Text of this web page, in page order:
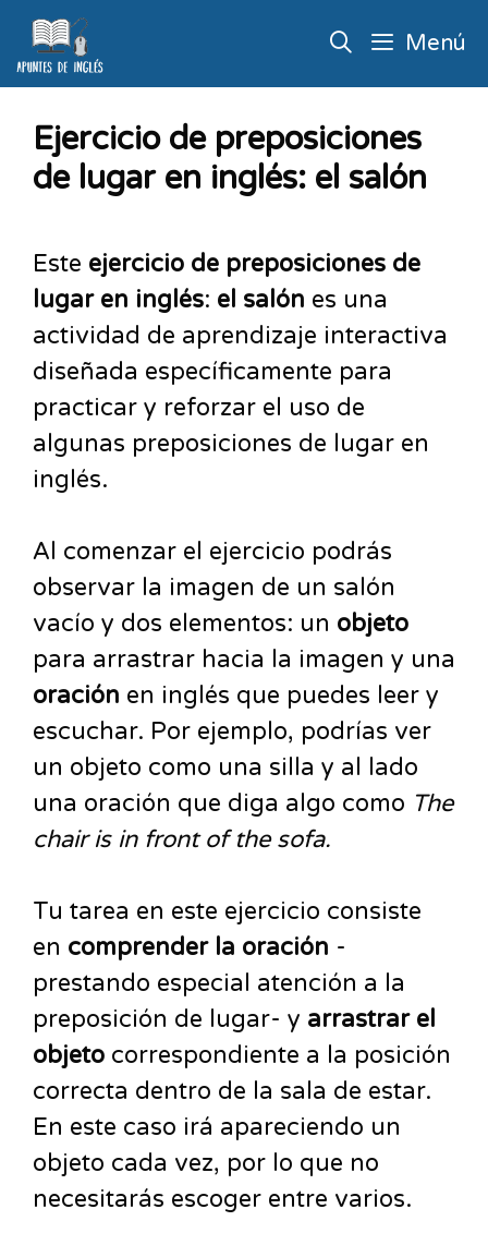
Menú
Ejercicio de preposiciones
de lugar en inglés: el salón
Este ejercicio de preposiciones de
lugar en inglés: el salón es una
actividad de aprendizaje interactiva
diseñada específicamente para
practicar y reforzar el uso de
algunas preposiciones de lugar en
inglés.
Al comenzar el ejercicio podrás
observar la imagen de un salón
vacío y dos elementos: un objeto
para arrastrar hacia la imagen y una
oración en inglés que puedes leer y
escuchar. Por ejemplo, podrías ver
un objeto como una silla y al lado
una oración que diga algo como The
chair is in front of the sofa.
Tu tarea en este ejercicio consiste
en comprender la oración -
prestando especial atención a la
preposición de lugar- y arrastrar el
objeto correspondiente a la posición
correcta dentro de la sala de estar.
En este caso irá apareciendo un
objeto cada vez, por lo que no
necesitarás escoger entre varios.